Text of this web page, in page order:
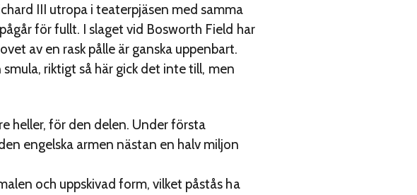
III utropa i teaterpjäsen med samma
för fullt. I slaget vid Bosworth Field har
av en rask pålle är ganska uppenbart.
riktigt så här gick det inte till, men
heller, för den delen. Under första
engelska armen nästan en halv miljon
och uppskivad form, vilket påstås ha